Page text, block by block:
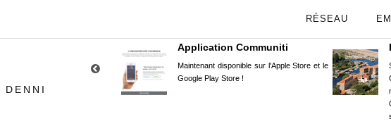
RÉSEAU
DENNI
Application Communiti
Maintenant disponible sur l'Apple Store et le
Google Play Store !